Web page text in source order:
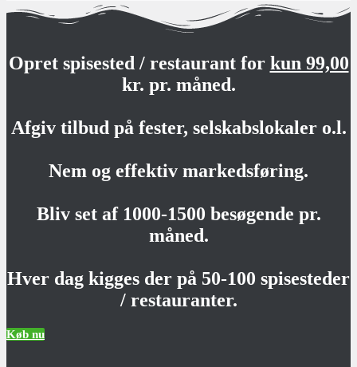
Opret spisested / restaurant for kun 99,00
kr. pr. måned.
Afgiv tilbud på fester, selskabslokaler o.l.
Nem og effektiv markedsføring.
Bliv set af 1000-1500 besøgende pr.
måned.
Hver dag kigges der på 50-100 spisesteder
/ restauranter.
Køb nu